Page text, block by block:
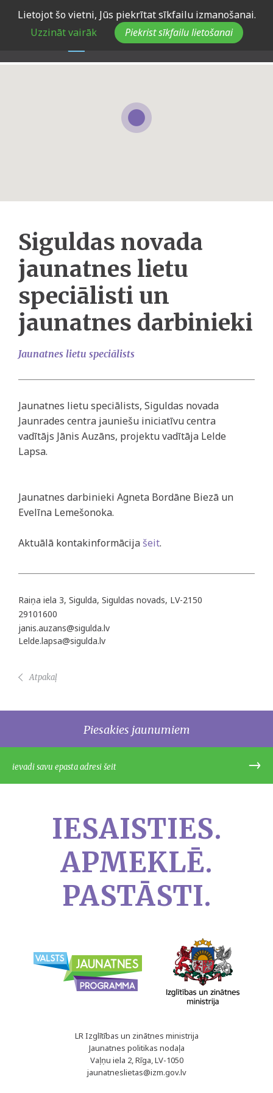
Lietojot šo vietni, Jūs piekrītat sīkfailu izmanošanai.
Uzzināt vairāk
Piekrist sīkfailu lietošanai
Siguldas novada
jaunatnes lietu
speciālisti un
jaunatnes darbinieki
Jaunatnes lietu speciālists
Jaunatnes lietu speciālists, Siguldas novada
Jaunrades centra jauniešu iniciatīvu centra
vadītājs Jānis Auzāns, projektu vadītāja Lelde
Lapsa.
Jaunatnes darbinieki Agneta Bordāne Biezā un
Evelīna Lemešonoka.
Aktuālā kontakinformācija šeit.
Raiņa iela 3, Sigulda, Siguldas novads, LV-2150
29101600
janis.auzans@sigulda.lv
Lelde.lapsa@sigulda.lv
Atpakaļ
Piesakies jaunumiem
IESAISTIES.
APMEKLĒ.
PASTĀSTI.
LR Izglītības un zinātnes ministrija
Jaunatnes politikas nodaļa
Vaļņu iela 2, Rīga, LV-1050
jaunatneslietas@izm.gov.lv